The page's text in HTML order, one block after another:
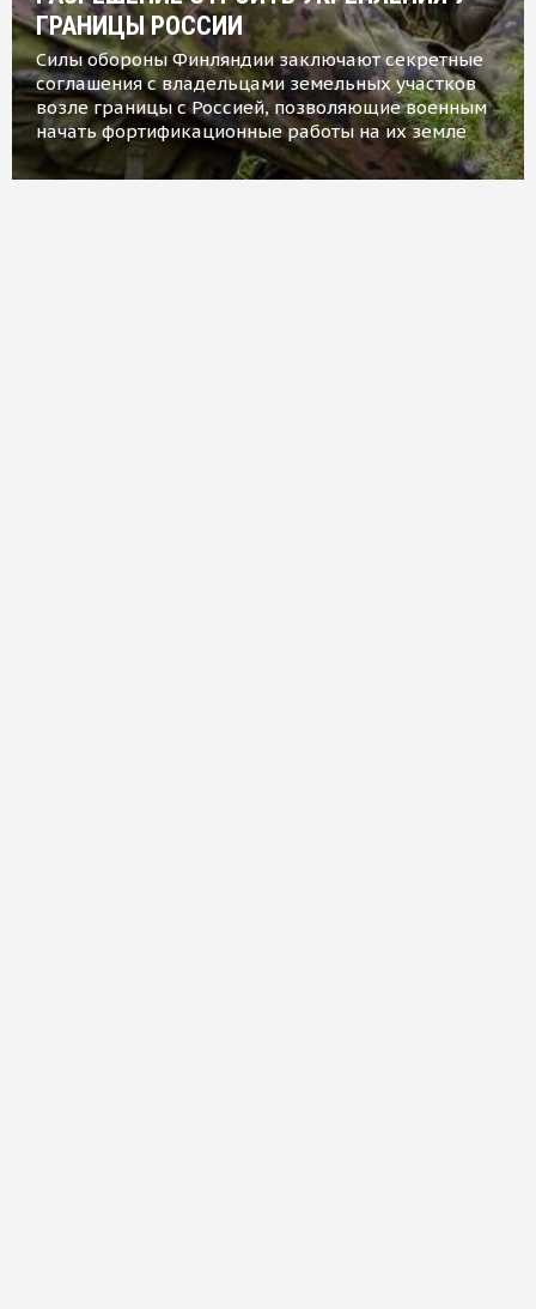
ГРАНИЦЫ РОССИИ
Силы обороны Финляндии заключают секретные
соглашения с владельцами земельных участков
возле границы с Россией, позволяющие военным
начать фортификационные работы на их земле